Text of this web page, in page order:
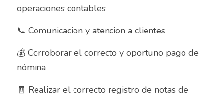
Analista de Inventarios
Analista de precios unitarios
Asesor Bancario
operaciones contables
📞 Comunicacion y atencion a clientes
💰 Corroborar el correcto y oportuno pago de
nómina
🧾 Realizar el correcto registro de notas de